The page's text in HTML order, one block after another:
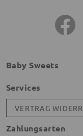
Baby Sweets
Services
VERTRAG
Zahlungsarten